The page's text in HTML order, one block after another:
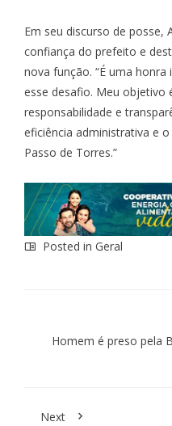
Em seu discurso de posse,
confiança do prefeito e
nova função. “É uma
esse desafio. Meu objetivo
responsabilidade e
eficiência administrativa e
Passo de Torres.”
Posted in Geral
Homem é preso pela
Next